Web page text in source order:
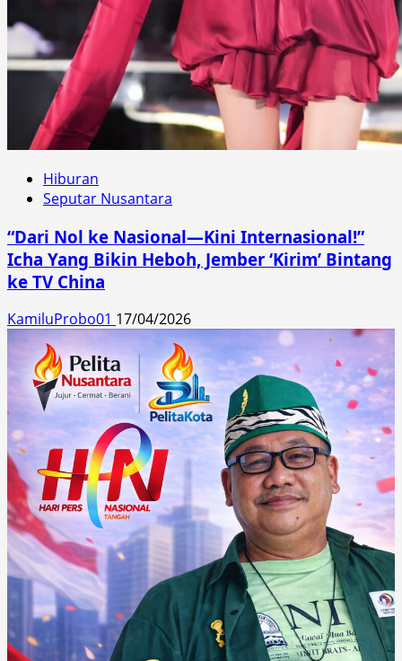
Hiburan
Seputar Nusantara
“Dari Nol ke Nasional—Kini Internasional!”
Icha Yang Bikin Heboh, Jember ‘Kirim’ Bintang
ke TV China
KamiluProbo01 17/04/2026